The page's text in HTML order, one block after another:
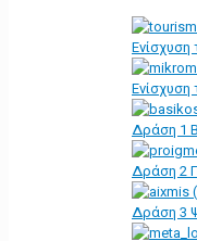
Ενίσχυση
Ενίσχυση
Δράση 1
Δράση 2
Δράση 3